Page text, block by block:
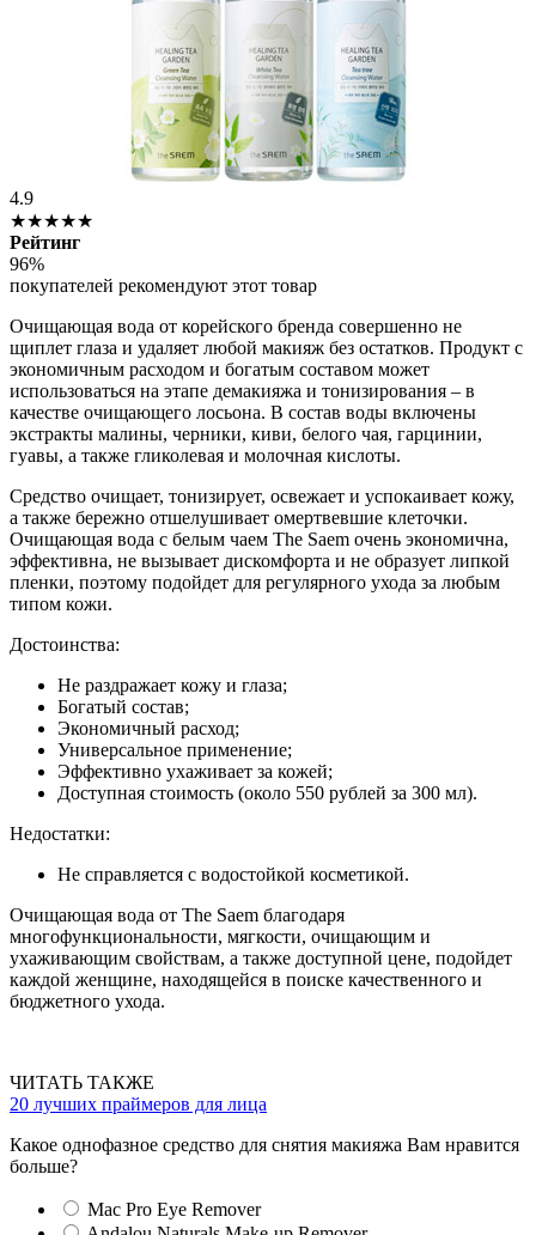
4.9
★★★★★
Рейтинг
96%
покупателей рекомендуют этот товар
Очищающая вода от корейского бренда совершенно не
щиплет глаза и удаляет любой макияж без остатков. Продукт с
экономичным расходом и богатым составом может
использоваться на этапе демакияжа и тонизирования – в
качестве очищающего лосьона. В состав воды включены
экстракты малины, черники, киви, белого чая, гарцинии,
гуавы, а также гликолевая и молочная кислоты.
Средство очищает, тонизирует, освежает и успокаивает кожу,
а также бережно отшелушивает омертвевшие клеточки.
Очищающая вода с белым чаем The Saem очень экономична,
эффективна, не вызывает дискомфорта и не образует липкой
пленки, поэтому подойдет для регулярного ухода за любым
типом кожи.
Достоинства:
Не раздражает кожу и глаза;
Богатый состав;
Экономичный расход;
Универсальное применение;
Эффективно ухаживает за кожей;
Доступная стоимость (около 550 рублей за 300 мл).
Недостатки:
Не справляется с водостойкой косметикой.
Очищающая вода от The Saem благодаря
многофункциональности, мягкости, очищающим и
ухаживающим свойствам, а также доступной цене, подойдет
каждой женщине, находящейся в поиске качественного и
бюджетного ухода.
ЧИТАТЬ ТАКЖЕ
20 лучших праймеров для лица
Какое однофазное средство для снятия макияжа Вам нравится
больше?
Mac Pro Eye Remover